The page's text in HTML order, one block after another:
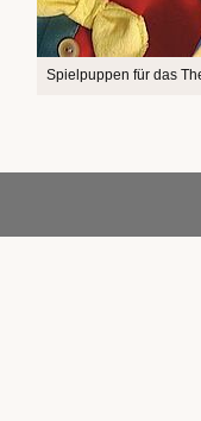
Spielpuppen für das